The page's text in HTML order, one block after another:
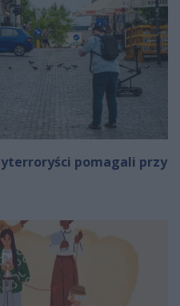
pomagali przy